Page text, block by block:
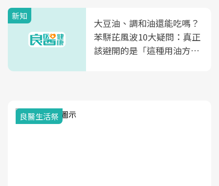
新知
大豆油、調和油還能吃嗎？
苯駢芘風波10大疑問：真正
該避開的是「這種用油方
良醫生活祭